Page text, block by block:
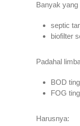
Banyak yang
septic
biofilter
Padahal
BOD
FOG
Harusnya: